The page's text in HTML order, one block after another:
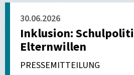
30.06.2026
Inklusion:
Elternwillen
PRESSEMITTEILUNG